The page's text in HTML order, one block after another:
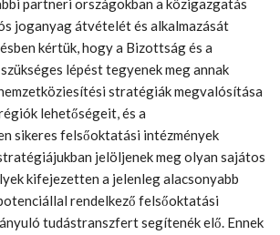
partneri országokban a közigazgatás
joganyag átvételét és alkalmazását
kértük, hogy a Bizottság és a
lépést tegyenek meg annak
stratégiák megvalósítása
lehetőségeit, és a
sikeres felsőoktatási intézmények
jelöljenek meg olyan sajátos
kifejezetten a jelenleg alacsonyabb
rendelkező felsőoktatási
tudástranszfert segítenék elő. Ennek